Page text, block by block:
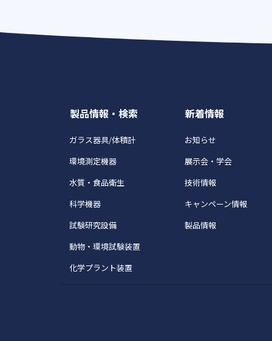
製品情報・検索
ガラス器具/体積計
環境測定機器
水質・食品衛生
科学機器
試験研究設備
動物・環境試験装置
化学プラント装置
新着情報
お知らせ
展示会・学会
技術情報
キャンペーン情報
製品情報